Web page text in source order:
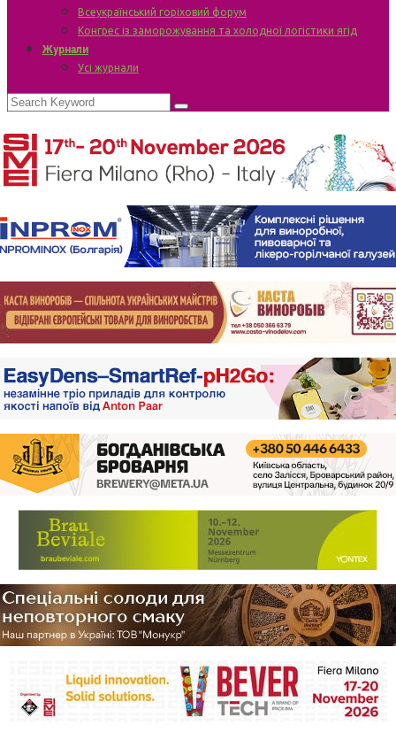
Всеукраїнський горіховий форум
Конгрес із заморожування та холодної логістики ягід
Журнали
Усі журнали